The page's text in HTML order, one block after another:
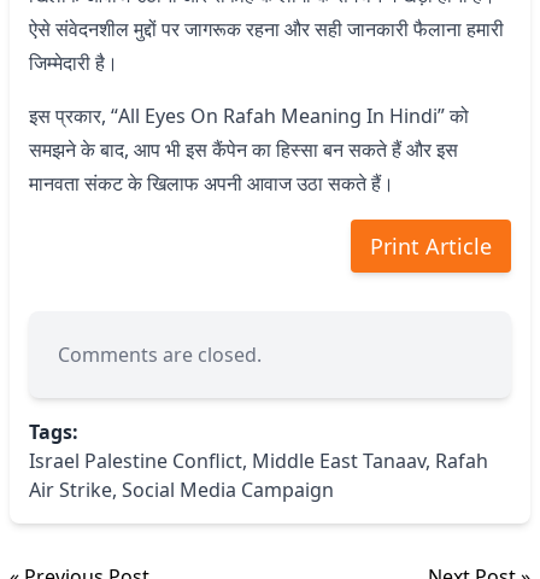
ऐसे संवेदनशील मुद्दों पर जागरूक रहना और सही जानकारी फैलाना हमारी
जिम्मेदारी है।
इस प्रकार, “All Eyes On Rafah Meaning In Hindi” को
समझने के बाद, आप भी इस कैंपेन का हिस्सा बन सकते हैं और इस
मानवता संकट के खिलाफ अपनी आवाज उठा सकते हैं।
Print Article
Comments are closed.
Tags:
Israel Palestine Conflict, Middle East Tanaav, Rafah
Air Strike, Social Media Campaign